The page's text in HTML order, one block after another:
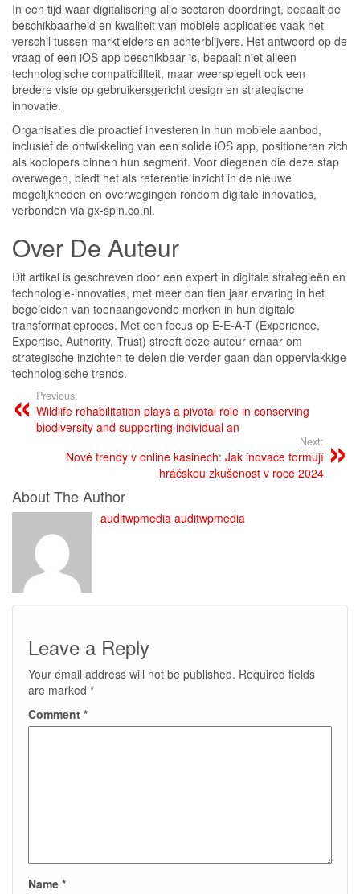
In een tijd waar digitalisering alle sectoren doordringt, bepaalt de
beschikbaarheid en kwaliteit van mobiele applicaties vaak het
verschil tussen marktleiders en achterblijvers. Het antwoord op de
vraag of een iOS app beschikbaar is, bepaalt niet alleen
technologische compatibiliteit, maar weerspiegelt ook een
bredere visie op gebruikersgericht design en strategische
innovatie.
Organisaties die proactief investeren in hun mobiele aanbod,
inclusief de ontwikkeling van een solide iOS app, positioneren zich
als koplopers binnen hun segment. Voor diegenen die deze stap
overwegen, biedt het als referentie inzicht in de nieuwe
mogelijkheden en overwegingen rondom digitale innovaties,
verbonden via gx-spin.co.nl.
Over De Auteur
Dit artikel is geschreven door een expert in digitale strategieën en
technologie-innovaties, met meer dan tien jaar ervaring in het
begeleiden van toonaangevende merken in hun digitale
transformatieproces. Met een focus op E-E-A-T (Experience,
Expertise, Authority, Trust) streeft deze auteur ernaar om
strategische inzichten te delen die verder gaan dan oppervlakkige
technologische trends.
Previous:
Wildlife rehabilitation plays a pivotal role in conserving
biodiversity and supporting individual an
Next:
Nové trendy v online kasinech: Jak inovace formují
hráčskou zkušenost v roce 2024
About The Author
auditwpmedia auditwpmedia
Leave a Reply
Your email address will not be published. Required fields
are marked *
Comment *
Name *